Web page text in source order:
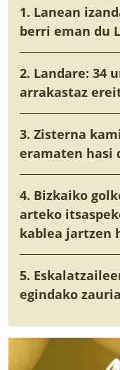
1. Lanean
berri eman du
2. Landare: 34
arrakastaz
3. Zisterna
eramaten hasi
4. Bizkaiko
arteko
kablea jartzen
5.
egindako